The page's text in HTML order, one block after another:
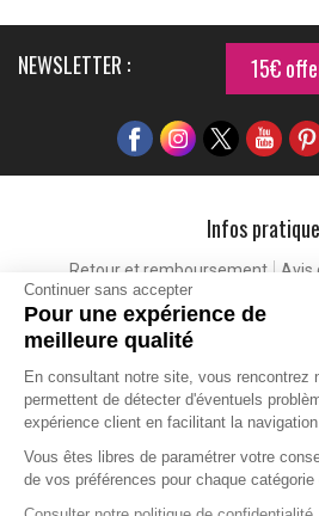
Continuer sans accepter
Pour une expérience de
meilleure qualité
En consultant notre site, vous rencontrez
permettent de détecter d'éventuels
expérience client en facilitant la
Vous êtes libres de paramétrer votre
de vos préférences pour chaque
NEWSLETTER : 15€
Infos
Retour et remboursement
Avis
Tapis et paillasson personnalisé
Eco-participation
Aide
Qui sommes-nous ?